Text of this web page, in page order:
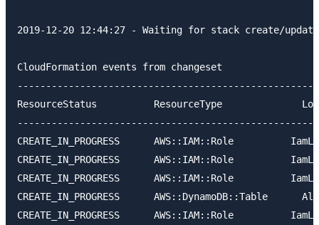
2019-12-20 12:44:27 - Waiting for stack create/
CloudFormation events from changeset
ResourceStatus          ResourceType
CREATE_IN_PROGRESS      AWS::IAM::Role
CREATE_IN_PROGRESS      AWS::IAM::Role
CREATE_IN_PROGRESS      AWS::IAM::Role
CREATE_IN_PROGRESS      AWS::DynamoDB::Table
CREATE_IN_PROGRESS